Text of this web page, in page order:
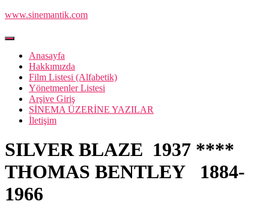
www.sinemantik.com
Menüyü
aç/kapaAnasayfa
Hakkımızda
Film Listesi (Alfabetik)
Yönetmenler Listesi
Arşive Giriş
SİNEMA ÜZERİNE YAZILAR
İletişim
SILVER BLAZE 1937 ****
THOMAS BENTLEY 1884-
1966